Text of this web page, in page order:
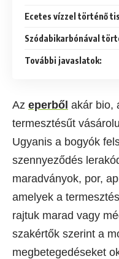
Ecetes vízzel történő
Szódabikarbónával
További javaslatok:
Az eperből akár bio,
termesztésűt
Ugyanis a bogyók
szennyeződés
maradványok, por,
amelyek a
rajtuk marad vagy
szakértők szerint a
megbetegedéseket